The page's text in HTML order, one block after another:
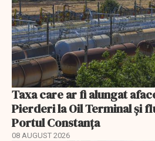
Taxa care ar fi alungat
Pierderi la Oil Terminal și
Portul Constanța
08 AUGUST 2026